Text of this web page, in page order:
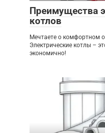
Преимущества
котлов
Мечтаете о комфортном
Электрические котлы –
экономично!